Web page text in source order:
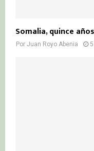
Somalia, quince
Por Juan Royo Abenia